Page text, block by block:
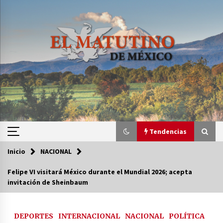
Tendencias
Tendencias
Inicio NACIONAL
Felipe VI visitará México durante el Mundial 2026; acepta
invitación de Sheinbaum
DEPORTES INTERNACIONAL NACIONAL POLÍTICA